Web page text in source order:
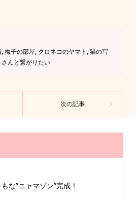
,梅子の部屋, クロネコのヤマト ,猫の写
んと繋がりたい
もな”ニャマゾン”完成！